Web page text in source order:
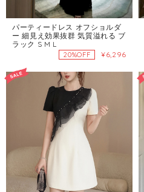
パーティードレス オフショルダ
ー 細見え効果抜群 気質溢れる ブ
ラック S M L
20%OFF ¥6,296